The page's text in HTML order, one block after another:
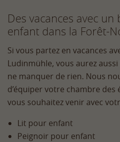
Des vacances avec
enfant dans la Forêt-
Si vous partez en vacances
Ludinmühle, vous aurez
ne manquer de rien. Nous
d’équiper votre chambre
vous souhaitez venir avec
Lit pour enfant
Peignoir pour enfant